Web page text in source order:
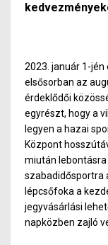
2023. január 1-jén
elsősorban az
érdeklődői
egyrészt, hogy a
legyen a hazai
Központ
miután
szabadidősportra
lépcsőfoka a
jegyvásárlási
napközben zajló